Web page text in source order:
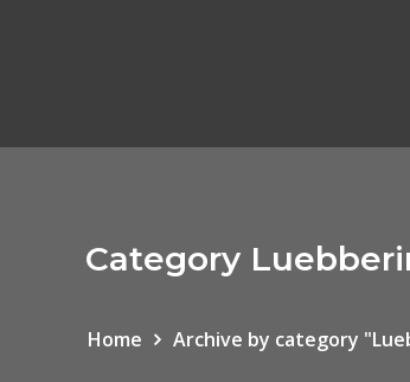
Category
Home Archive by category